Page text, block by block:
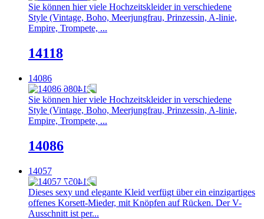
Sie können hier viele Hochzeitskleider in verschiedene
Style (Vintage, Boho, Meerjungfrau, Prinzessin, A-linie,
Empire, Trompete, ...
14118
14086
Sie können hier viele Hochzeitskleider in verschiedene
Style (Vintage, Boho, Meerjungfrau, Prinzessin, A-linie,
Empire, Trompete, ...
14086
14057
Dieses sexy und elegante Kleid verfügt über ein einzigartiges
offenes Korsett-Mieder, mit Knöpfen auf Rücken. Der V-
Ausschnitt ist per...